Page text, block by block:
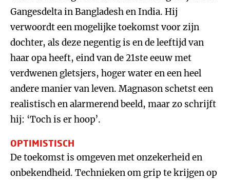
Gangesdelta in Bangladesh en India. Hij
verwoordt een mogelijke toekomst voor zijn
dochter, als deze negentig is en de leeftijd van
haar opa heeft, eind van de 21ste eeuw met
verdwenen gletsjers, hoger water en een heel
andere manier van leven. Magnason schetst een
realistisch en alarmerend beeld, maar zo schrijft
hij: ‘Toch is er hoop’.
OPTIMISTISCH
De toekomst is omgeven met onzekerheid en
onbekendheid. Technieken om grip te krijgen op